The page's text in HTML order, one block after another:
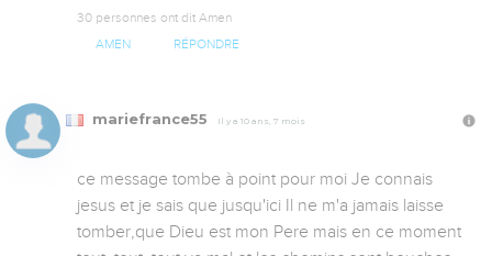
30 personnes ont dit Amen
AMEN RÉPONDRE
mariefrance55 Il y a 10 ans, 7 mois
ce message tombe à point pour moi Je connais
jesus et je sais que jusqu'ici Il ne m'a jamais laisse
tomber,que Dieu est mon Pere mais en ce moment